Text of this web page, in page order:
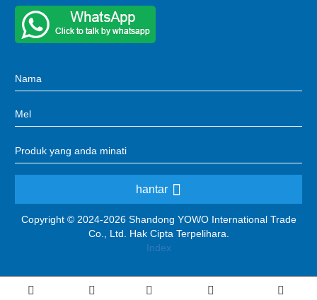
hantar
Copyright © 2024-2026 Shandong YOWO International Trade
Co., Ltd. Hak Cipta Terpelihara.
Index